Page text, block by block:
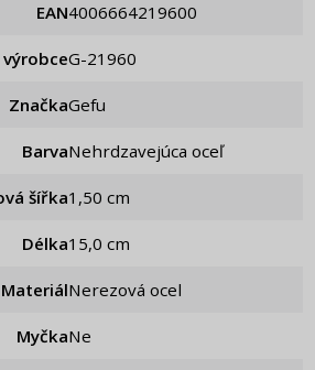
EAN 4006664219600
výrobce G-21960
Značka Gefu
Barva Nehrdzavejúca oceľ
šířka 1,50 cm
Délka 15,0 cm
Materiál Nerezová ocel
Myčka Ne